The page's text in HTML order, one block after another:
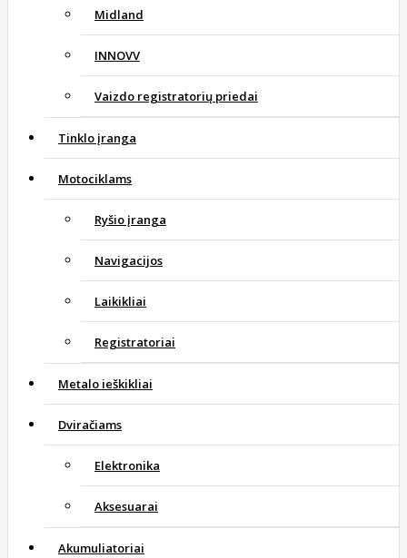
Midland
INNOVV
Vaizdo registratorių priedai
Tinklo įranga
Motociklams
Ryšio įranga
Navigacijos
Laikikliai
Registratoriai
Metalo ieškikliai
Dviračiams
Elektronika
Aksesuarai
Akumuliatoriai